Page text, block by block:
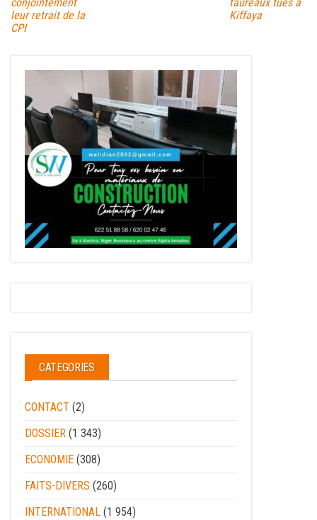
conjointement
leur retrait de la
CPI
taureaux tués à
Kiffaya
CATEGORIES
CONTACT (2)
DOSSIER (1 343)
ECONOMIE (308)
FAITS-DIVERS (260)
INTERNATIONAL (1 954)